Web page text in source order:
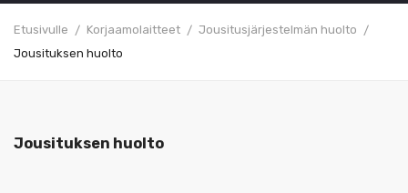
Etusivulle Korjaamolaitteet
Jousitusjärjestelmän huolto
Jousituksen huolto
Jousituksen huolto